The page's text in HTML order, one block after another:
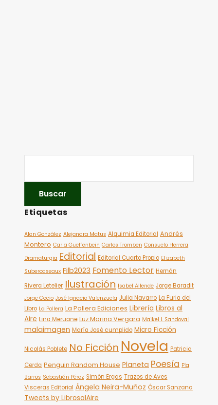
Etiquetas
Alan González Alejandra Matus Alquimia Editorial Andrés
Montero Carla Guelfenbein Carlos Tromben Consuelo Herrera
Dramaturgia Editorial Editorial Cuarto Propio Elizabeth
Subercaseaux Filb2023 Fomento Lector Hernán
Rivera Letelier Ilustración Isabel Allende Jorge Baradit
Jorge Cocio José Ignacio Valenzuela Julia Navarro La Furia del
Libro La Pollera La Pollera Ediciones Librería Libros al
Aire Lina Meruane Luz Marina Vergara Maikel L Sandoval
malaimagen María José cumplido Micro Ficción
Nicolás Poblete No Ficción Novela Patricia
Cerda Penguin Random House Planeta Poesía Pía
Barros Sebastián Pérez Simón Ergas Trazos de Aves
Visceras Editorial Ángela Neira-Muñoz Óscar Sanzana
Tweets by LibrosalAire